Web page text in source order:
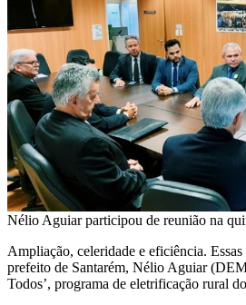
Nélio Aguiar participou de reunião na
Ampliação, celeridade e eficiência.
prefeito de Santarém, Nélio Aguiar
Todos’, programa de eletrificação rural